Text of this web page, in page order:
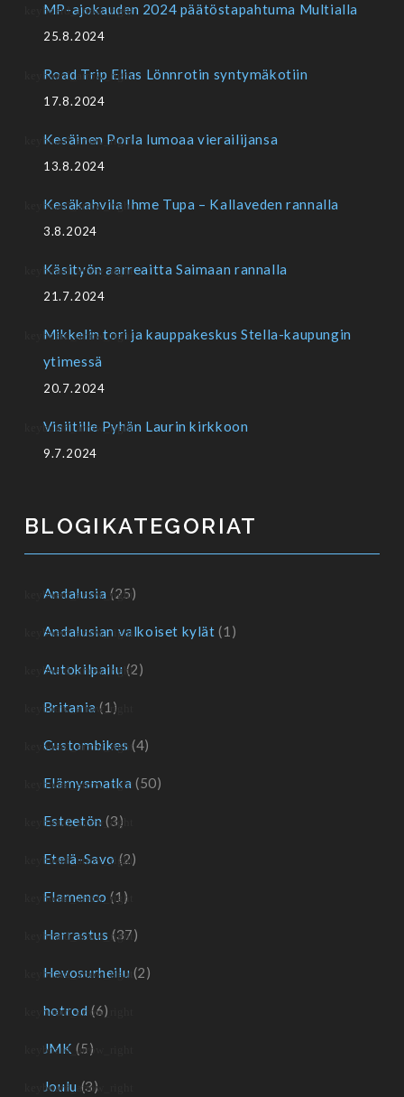
MP-ajokauden 2024 päätöstapahtuma Multialla
25.8.2024
Road Trip Elias Lönnrotin syntymäkotiin
17.8.2024
Kesäinen Porla lumoaa vierailijansa
13.8.2024
Kesäkahvila Ihme Tupa – Kallaveden rannalla
3.8.2024
Käsityön aarreaitta Saimaan rannalla
21.7.2024
Mikkelin tori ja kauppakeskus Stella-kaupungin
ytimessä
20.7.2024
Visiitille Pyhän Laurin kirkkoon
9.7.2024
BLOGIKATEGORIAT
Andalusia (25)
Andalusian valkoiset kylät (1)
Autokilpailu (2)
Britania (1)
Custombikes (4)
Elämysmatka (50)
Esteetön (3)
Etelä-Savo (2)
Flamenco (1)
Harrastus (37)
Hevosurheilu (2)
hotrod (6)
JMK (5)
Joulu (3)